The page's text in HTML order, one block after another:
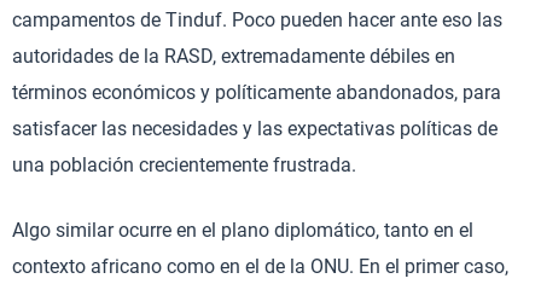
campamentos de Tinduf. Poco pueden hacer ante eso las
autoridades de la RASD, extremadamente débiles en
términos económicos y políticamente abandonados, para
satisfacer las necesidades y las expectativas políticas de
una población crecientemente frustrada.
Algo similar ocurre en el plano diplomático, tanto en el
contexto africano como en el de la ONU. En el primer caso,